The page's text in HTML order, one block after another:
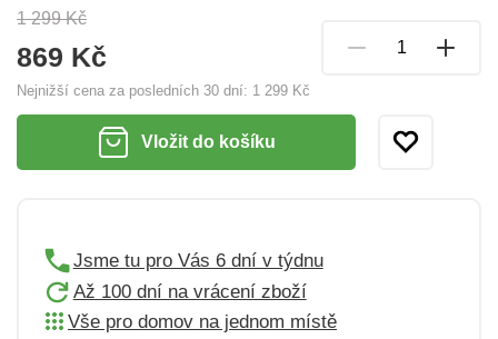
1 299 Kč
869 Kč
Nejnižší cena za posledních 30 dní: 1 299 Kč
Vložit do košíku
Jsme tu pro Vás 6 dní v týdnu
Až 100 dní na vrácení zboží
Vše pro domov na jednom místě